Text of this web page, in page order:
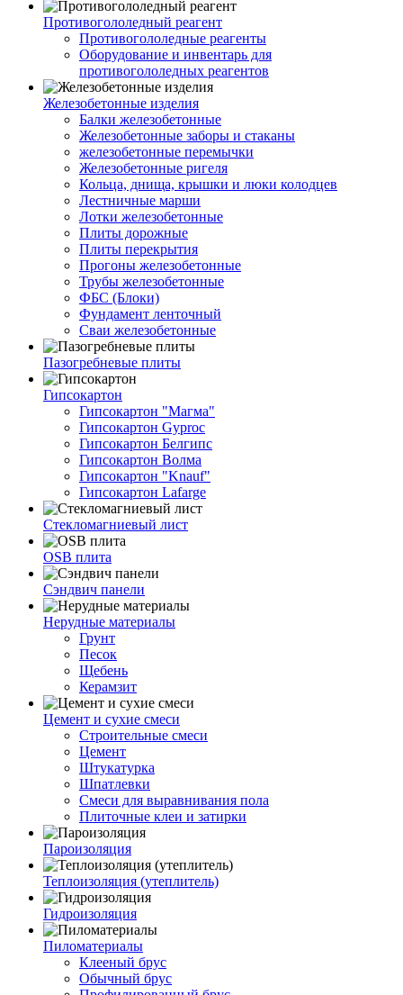
Противогололедный реагент
Противогололедные реагенты
Оборудование и инвентарь для
противогололедных реагентов
Железобетонные изделия
Балки железобетонные
Железобетонные заборы и стаканы
железобетонные перемычки
Железобетонные ригеля
Кольца, днища, крышки и люки колодцев
Лестничные марши
Лотки железобетонные
Плиты дорожные
Плиты перекрытия
Прогоны железобетонные
Трубы железобетонные
ФБС (Блоки)
Фундамент ленточный
Сваи железобетонные
Пазогребневые плиты
Гипсокартон
Гипсокартон "Магма"
Гипсокартон Gyproc
Гипсокартон Белгипс
Гипсокартон Волма
Гипсокартон "Knauf"
Гипсокартон Lafarge
Стекломагниевый лист
OSB плита
Сэндвич панели
Нерудные материалы
Грунт
Песок
Щебень
Керамзит
Цемент и сухие смеси
Строительные смеси
Цемент
Штукатурка
Шпатлевки
Смеси для выравнивания пола
Плиточные клеи и затирки
Пароизоляция
Теплоизоляция (утеплитель)
Гидроизоляция
Пиломатериалы
Клееный брус
Обычный брус